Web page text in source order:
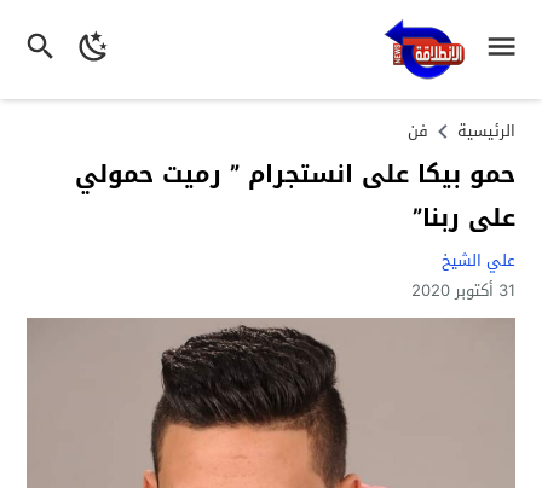
الرئيسية فن
حمو بيكا على انستجرام ” رميت حمولي
على ربنا”
علي الشيخ
31 أكتوبر 2020